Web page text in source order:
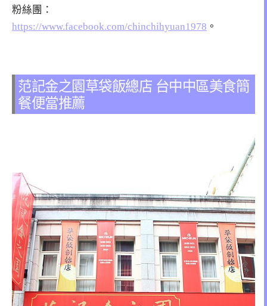
粉絲團：
https://www.facebook.com/chinchihyuan1978 。
范記金之園草袋飯總店 台中中區美食簡
餐便當推薦